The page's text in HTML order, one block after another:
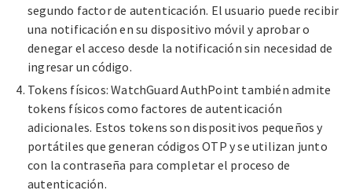
segundo factor de autenticación. El usuario puede recibir
una notificación en su dispositivo móvil y aprobar o
denegar el acceso desde la notificación sin necesidad de
ingresar un código.
Tokens físicos: WatchGuard AuthPoint también admite
tokens físicos como factores de autenticación
adicionales. Estos tokens son dispositivos pequeños y
portátiles que generan códigos OTP y se utilizan junto
con la contraseña para completar el proceso de
autenticación.